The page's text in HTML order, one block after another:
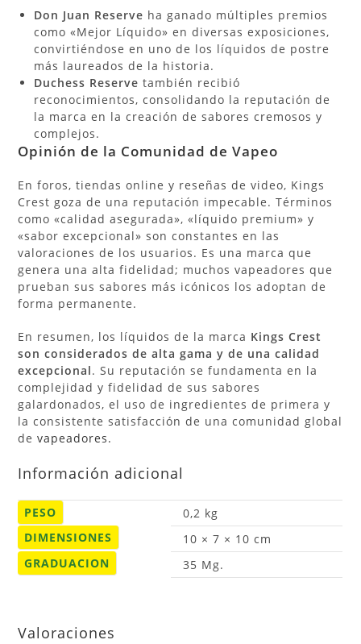
Don Juan Reserve ha ganado múltiples premios
como «Mejor Líquido» en diversas exposiciones,
convirtiéndose en uno de los líquidos de postre
más laureados de la historia.
Duchess Reserve también recibió
reconocimientos, consolidando la reputación de
la marca en la creación de sabores cremosos y
complejos.
Opinión de la Comunidad de Vapeo
En foros, tiendas online y reseñas de video, Kings
Crest goza de una reputación impecable. Términos
como «calidad asegurada», «líquido premium» y
«sabor excepcional» son constantes en las
valoraciones de los usuarios. Es una marca que
genera una alta fidelidad; muchos vapeadores que
prueban sus sabores más icónicos los adoptan de
forma permanente.
En resumen, los líquidos de la marca Kings Crest
son considerados de alta gama y de una calidad
excepcional. Su reputación se fundamenta en la
complejidad y fidelidad de sus sabores
galardonados, el uso de ingredientes de primera y
la consistente satisfacción de una comunidad global
devapeadores.
Información adicional
PESO
0,2 kg
DIMENSIONES
10 × 7 × 10 cm
GRADUACION
35 Mg.
Valoraciones